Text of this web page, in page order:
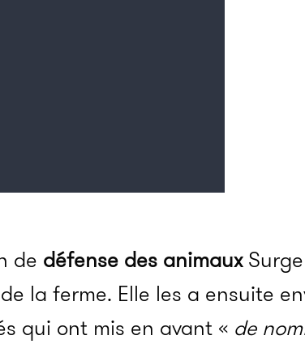
de défense des animaux
la ferme. Elle les a ensuite
qui ont mis en avant « de